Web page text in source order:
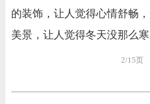
的装饰，让人觉得心情舒畅
美景，让人觉得冬天没那么
2/15页